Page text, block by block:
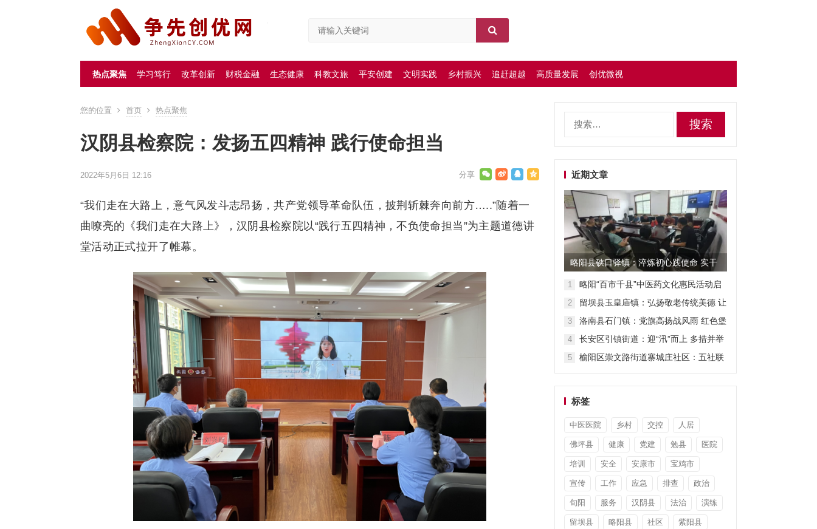
热点聚焦 学习笃行 改革创新 财税金融 生态健康 科教文旅 平安创建 文明实践 乡村振兴 追赶超越 高质量发展 创优微视
您的位置 首页 热点聚焦
汉阴县检察院：发扬五四精神 践行使命担当
2022年5月6日 12:16
“我们走在大路上，意气风发斗志昂扬，共产党领导革命队伍，披荆斩棘奔向前方…..”随着一
曲嘹亮的《我们走在大路上》，汉阴县检察院以“践行五四精神，不负使命担当”为主题道德讲
堂活动正式拉开了帷幕。
近期文章
略阳县硖口驿镇：淬炼初心践使命 实干
担当显作为
1
略阳“百市千县”中医药文化惠民活动启
2
留坝县玉皇庙镇：弘扬敬老传统美德 让
3
洛南县石门镇：党旗高扬战风雨 红色堡
4
长安区引镇街道：迎“汛”而上 多措并举
5
榆阳区崇文路街道寨城庄社区：五社联
标签
中医医院 乡村 交控 人居
佛坪县 健康 党建 勉县 医院
培训 安全 安康市 宝鸡市
宣传 工作 应急 排查 政治
旬阳 服务 汉阴县 法治 演练
留坝县 略阳县 社区 紫阳县